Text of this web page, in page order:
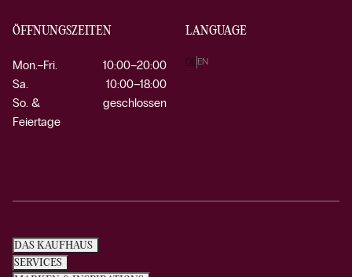
ÖFFNUNGSZEITEN
Mon.–Fri.
10:00–20:00
Sa.
10:00–18:00
So. &
Feiertage
geschlossen
LANGUAGE
DE EN
DAS KAUFHAUS
SERVICES